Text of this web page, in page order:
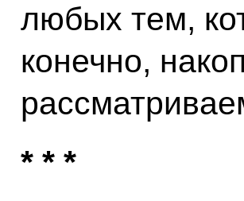
любых тем,
конечно,
* * *